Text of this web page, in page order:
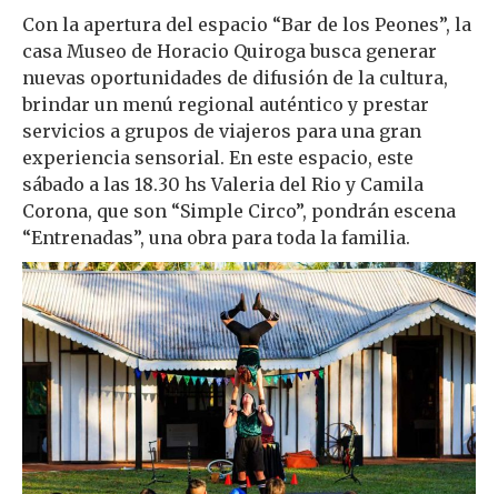
Con la apertura del espacio “Bar de los Peones”, la
casa Museo de Horacio Quiroga busca generar
nuevas oportunidades de difusión de la cultura,
brindar un menú regional auténtico y prestar
servicios a grupos de viajeros para una gran
experiencia sensorial. En este espacio, este
sábado a las 18.30 hs Valeria del Rio y Camila
Corona, que son “Simple Circo”, pondrán escena
“Entrenadas”, una obra para toda la familia.